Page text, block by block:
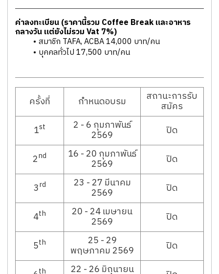
ค่าลงทะเบียน (ราคานี้รวม Coffee Break และอาหาร
กลางวัน แต่ยังไม่รวม Vat 7%)
สมาชิก TAFA, ACBA 14,000 บาท/คน
บุุคคลทั่วไป 17,500 บาท/คน
ครั้งที่ กำหนดอบรม สถานะการรับ
สมัคร
1st 2 - 6 กุมภาพันธ์
2569
ปิด
2nd 16 - 20 กุมภาพันธ์
2569
ปิด
3rd 23 - 27 มีนาคม
2569
ปิด
4th 20 - 24 เมษายน
2569
ปิด
5th 25 - 29
พฤษภาคม 2569
ปิด
th 22 - 26 มิถุนายน